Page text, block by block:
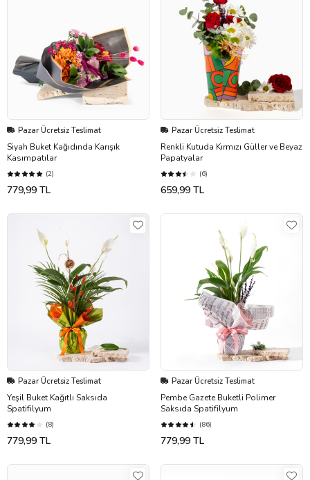
Pazar Ücretsiz Teslimat
Siyah Buket Kağıdında Karışık
Kasımpatılar
(2)
779,99 TL
Pazar Ücretsiz Teslimat
Renkli Kutuda Kırmızı Güller ve Beyaz
Papatyalar
(6)
659,99 TL
Pazar Ücretsiz Teslimat
Yeşil Buket Kağıtlı Saksıda
Spatifilyum
(8)
779,99 TL
Pazar Ücretsiz Teslimat
Pembe Gazete Buketli Polimer
Saksıda Spatifilyum
(86)
779,99 TL